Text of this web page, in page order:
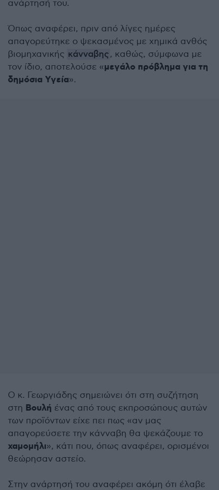
ανάρτησή του.
Όπως αναφέρει, πριν από λίγες ημέρες
απαγορεύτηκε ο ψεκασμένος με χημικά ανθός
βιομηχανικής κάνναβης, καθώς, σύμφωνα με
τον ίδιο, αποτελούσε «μεγάλο πρόβλημα για τη
δημόσια Υγεία».
Ο κ. Γεωργιάδης σημειώνει ότι στη συζήτηση
στη Βουλή ένας από τους εκπροσώπους αυτών
των προϊόντων είχε πει πως «αν μας
απαγορεύσετε την κάνναβη θα ψεκάζουμε το
χαμομήλι», κάτι που, όπως αναφέρει, ορισμένοι
θεώρησαν αστείο.
Στην ανάρτησή του αναφέρει ακόμη ότι έλαβε